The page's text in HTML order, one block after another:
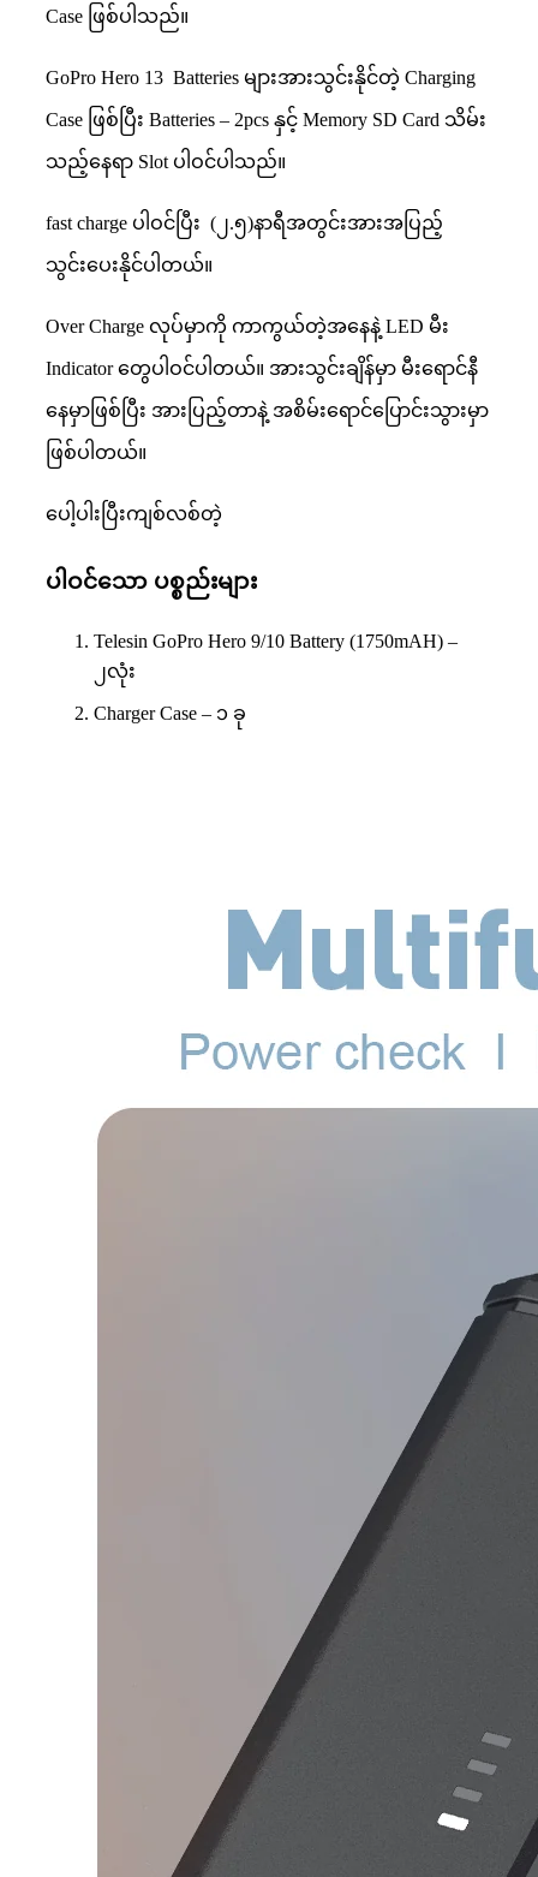
Case ဖြစ်ပါသည်။
GoPro Hero 13 Batteries များအားသွင်းနိုင်တဲ့ Charging
Case ဖြစ်ပြီး Batteries – 2pcs နှင့် Memory SD Card သိမ်း
သည့်နေရာ Slot ပါဝင်ပါသည်။
fast charge ပါဝင်ပြီး (၂.၅)နာရီအတွင်းအားအပြည့်
သွင်းပေးနိုင်ပါတယ်။
Over Charge လုပ်မှာကို ကာကွယ်တဲ့အနေနဲ့ LED မီး
Indicator တွေပါဝင်ပါတယ်။ အားသွင်းချိန်မှာ မီးရောင်နီ
နေမှာဖြစ်ပြီး အားပြည့်တာနဲ့ အစိမ်းရောင်ပြောင်းသွားမှာ
ဖြစ်ပါတယ်။
ပေါ့ပါးပြီးကျစ်လစ်တဲ့
ပါဝင်သော ပစ္စည်းများ
Telesin GoPro Hero 9/10 Battery (1750mAH) –
၂လုံး
Charger Case – ၁ ခု